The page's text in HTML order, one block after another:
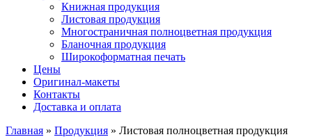
Книжная продукция
Листовая продукция
Многостраничная полноцветная продукция
Бланочная продукция
Широкоформатная печать
Цены
Оригинал-макеты
Контакты
Доставка и оплата
Главная » Продукция » Листовая полноцветная продукция